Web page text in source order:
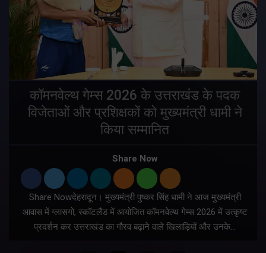
कॉमनवेल्थ गेम्स 2026 के उत्तराखंड के पदक
विजेताओं और प्रशिक्षकों को मुख्यमंत्री धामी ने
किया सम्मानित
Share Now
Share Nowदेहरादून। मुख्यमंत्री पुष्कर सिंह धामी ने आज मुख्यमंत्री
आवास में ग्लासगो, स्कॉटलैंड में आयोजित कॉमनवेल्थ गेम्स 2026 में उत्कृष्ट
प्रदर्शन कर उत्तराखंड का गौरव बढ़ाने वाले खिलाड़ियों और उनके…